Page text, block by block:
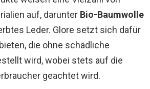
auf, darunter Bio-Baumwolle
Leder. Glore setzt sich dafür
die ohne schädliche
wird, wobei stets auf die
geachtet wird.